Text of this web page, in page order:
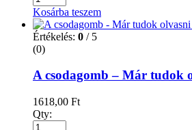
Kosárba teszem
Értékelés: 0 / 5
(0)
A csodagomb – Már tudok
1618,00 Ft
Qty: